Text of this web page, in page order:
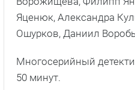
Яценюк, Александра
Ошурков, Даниил
Многосерийный
50 минут.